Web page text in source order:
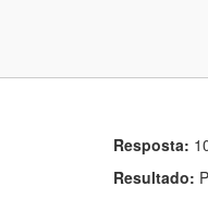
Resposta:
Resultado: